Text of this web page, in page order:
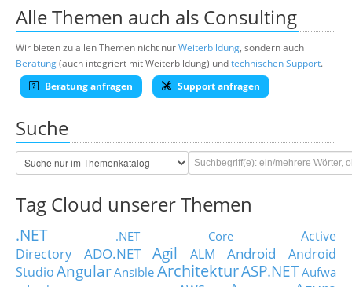
Alle Themen auch als Consulting
Wir bieten zu allen Themen nicht nurWeiterbildung, sondern auch
Beratung(auch integriert mit Weiterbildung) undtechnischen Support.
Beratung anfragen
Support anfragen
Suche
Tag Cloud unserer Themen
.NET .NET Core
Active
Directory
ADO.NET Agil ALM Android
Android
StudioAngularAnsible ArchitekturASP.NETAufwa